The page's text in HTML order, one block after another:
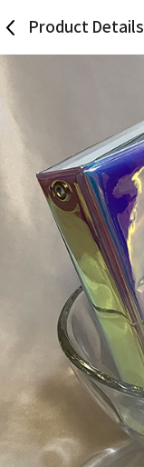
Product Details